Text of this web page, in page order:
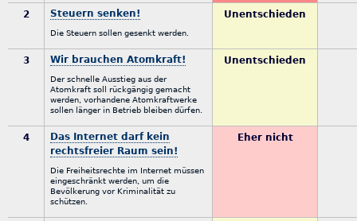
2 Steuern senken!
Die Steuern sollen gesenkt werden.
Unentschieden
3 Wir brauchen Atomkraft!
Der schnelle Ausstieg aus der
Atomkraft soll rückgängig gemacht
werden, vorhandene Atomkraftwerke
sollen länger in Betrieb bleiben dürfen.
Unentschieden
4
Das Internet darf kein
rechtsfreier Raum sein!
Die Freiheitsrechte im Internet müssen
eingeschränkt werden, um die
Bevölkerung vor Kriminalität zu
schützen.
Eher nicht